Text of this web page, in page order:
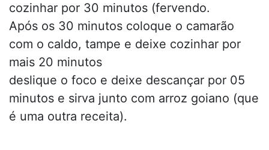
cozinhar por 30 minutos (fervendo.
Após os 30 minutos coloque o camarão
com o caldo, tampe e deixe cozinhar por
mais 20 minutos
deslique o foco e deixe descançar por 05
minutos e sirva junto com arroz goiano (que
é uma outra receita).